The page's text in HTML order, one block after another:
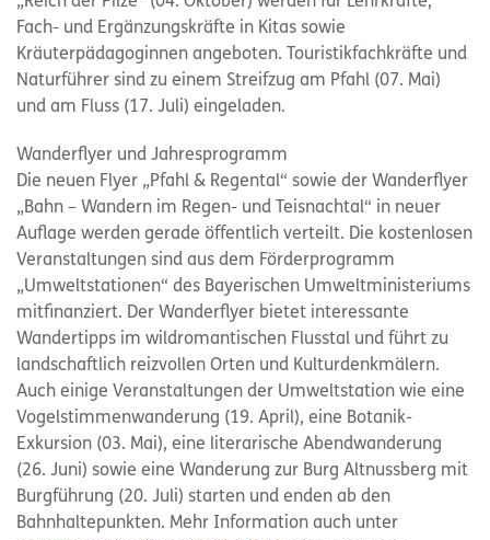
Fach- und Ergänzungskräfte in Kitas sowie
Kräuterpädagoginnen angeboten. Touristikfachkräfte und
Naturführer sind zu einem Streifzug am Pfahl (07. Mai)
und am Fluss (17. Juli) eingeladen.
Wanderflyer und Jahresprogramm
Die neuen Flyer „Pfahl & Regental“ sowie der Wanderflyer
„Bahn – Wandern im Regen- und Teisnachtal“ in neuer
Auflage werden gerade öffentlich verteilt. Die kostenlosen
Veranstaltungen sind aus dem Förderprogramm
„Umweltstationen“ des Bayerischen Umweltministeriums
mitfinanziert. Der Wanderflyer bietet interessante
Wandertipps im wildromantischen Flusstal und führt zu
landschaftlich reizvollen Orten und Kulturdenkmälern.
Auch einige Veranstaltungen der Umweltstation wie eine
Vogelstimmenwanderung (19. April), eine Botanik-
Exkursion (03. Mai), eine literarische Abendwanderung
(26. Juni) sowie eine Wanderung zur Burg Altnussberg mit
Burgführung (20. Juli) starten und enden ab den
Bahnhaltepunkten. Mehr Information auch unter